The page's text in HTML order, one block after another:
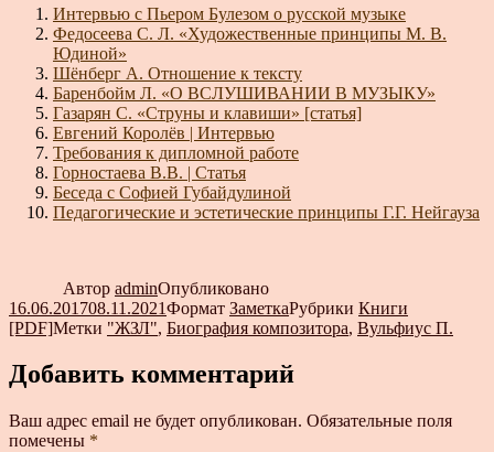
Интервью с Пьером Булезом о русской музыке
Федосеева С. Л. «Художественные принципы М. В.
Юдиной»
Шёнберг А. Отношение к тексту
Баренбойм Л. «О ВСЛУШИВАНИИ В МУЗЫКУ»
Газарян С. «Струны и клавиши» [статья]
Евгений Королёв | Интервью
Требования к дипломной работе
Горностаева В.В. | Статья
Беседа с Софией Губайдулиной
Педагогические и эстетические принципы Г.Г. Нейгауза
Автор adminОпубликовано
16.06.201708.11.2021Формат ЗаметкаРубрики Книги
[PDF]Метки "ЖЗЛ", Биография композитора, Вульфиус П.
Добавить комментарий
Ваш адрес email не будет опубликован. Обязательные поля
помечены *